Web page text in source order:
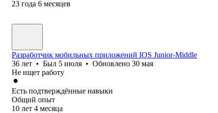
23 года 6 месяцев
Разработчик мобильных приложений IOS Junior-Middle
36 лет • Был 5 июля • Обновлено 30 мая
Не ищет работу
Есть подтверждённые навыки
Общий опыт
10 лет 4 месяца